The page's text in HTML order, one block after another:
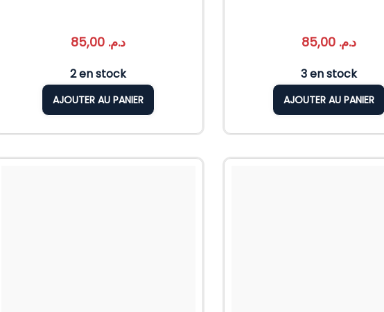
د.م.
2 en stock
AJOUTER AU PANIER
د.م. 85,00
3 en stock
AJOUTER AU PANIER